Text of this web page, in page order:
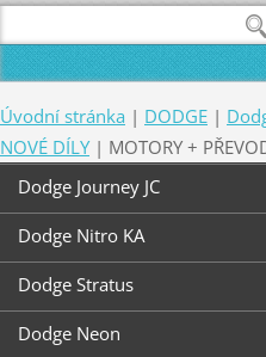
Úvodní stránka | DODGE |
NOVÉ DÍLY| MOTORY +
Dodge Journey JC
Dodge Nitro KA
Dodge Stratus
Dodge Neon